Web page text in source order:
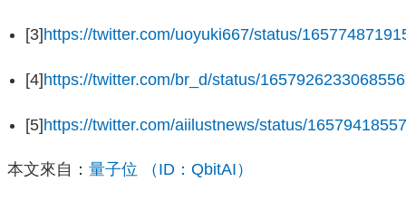
[3] https://twitter.com/uoyuki667/status/
[4]https://twitter.com/br_d/status/
[5]https://twitter.com/aiilustnews/status/
本文來自： 量子位 （ID：QbitAI）